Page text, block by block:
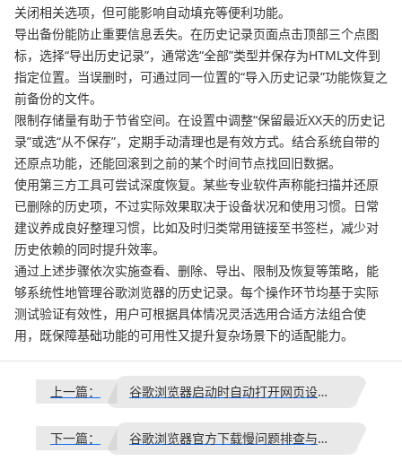
关闭相关选项，但可能影响自动填充等便利功能。
导出备份能防止重要信息丢失。在历史记录页面点击顶部三个点图
标，选择“导出历史记录”，通常选“全部”类型并保存为HTML文件到
指定位置。当误删时，可通过同一位置的“导入历史记录”功能恢复之
前备份的文件。
限制存储量有助于节省空间。在设置中调整“保留最近XX天的历史记
录”或选“从不保存”，定期手动清理也是有效方式。结合系统自带的
还原点功能，还能回滚到之前的某个时间节点找回旧数据。
使用第三方工具可尝试深度恢复。某些专业软件声称能扫描并还原
已删除的历史项，不过实际效果取决于设备状况和使用习惯。日常
建议养成良好整理习惯，比如及时归类常用链接至书签栏，减少对
历史依赖的同时提升效率。
通过上述步骤依次实施查看、删除、导出、限制及恢复等策略，能
够系统性地管理谷歌浏览器的历史记录。每个操作环节均基于实际
测试验证有效性，用户可根据具体情况灵活选用合适方法组合使
用，既保障基础功能的可用性又提升复杂场景下的适配能力。
上一篇： 谷歌浏览器启动时自动打开网页设置教程
下一篇： 谷歌浏览器官方下载慢问题排查与解决